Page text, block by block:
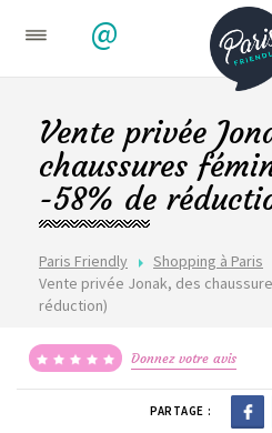
@
Paris Friendly Shopping à Paris
Vente privée Jonak, des
réduction)
Vente privée
chaussures
-58% de
Donnez votre avis
PARTAGE :